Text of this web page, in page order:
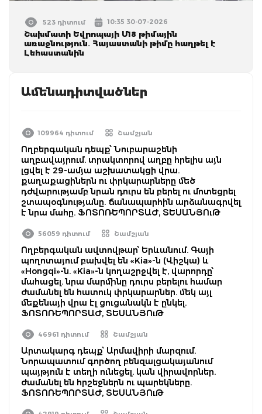
523 դիտում 10:35 30-07-2026
Շախմատի Եվրոպայի Մ18 թիմային
առաջնություն․ Հայաստանի թիմը հաղթել է
Լեհաստանին
Ամենադիտվածներ
109964 դիտում Շամշյան
Ողբերգական դեպք՝ Նուբարաշենի
աղբավայրում. տրակտորով աղբը հրելիս այն
լցվել է 29-ամյա աշխատակցի վրա.
քաղաքացիներն ու փրկարարները մեծ
դժվարությամբ նրան դուրս են բերել ու մոտեցրել
շտապօգնությանը. ճանապարհին արձանագրվել
է նրա մահը. ՖՈՏՈՌԵՊՈՐՏԱԺ, ՏԵՍԱՆՅՈւԹ
56059 դիտում Շամշյան
Ողբերգական ավտովթար՝ Երևանում. Գայի
պողոտայում բախվել են «Kia»-ն (Վիշկա) և
«Hongqi»-ն. «Kia»-ն կողաշրջվել է, վարորդը՝
մահացել. նրա մարմինը դուրս բերելու համար
ժամանել են հատուկ փրկարարներ. մեկ այլ
մեքենայի վրա էլ ցուցանակն է ընկել.
ՖՈՏՈՌԵՊՈՐՏԱԺ, ՏԵՍԱՆՅՈւԹ
46961 դիտում Շամշյան
Արտակարգ դեպք՝ Արմավիրի մարզում.
Նորապատում գործող բենզալցակայանում
պայթյուն է տեղի ունեցել. կան վիրավորներ.
ժամանել են հրշեջներն ու պարեկները.
ՖՈՏՈՌԵՊՈՐՏԱԺ, ՏԵՍԱՆՅՈւԹ